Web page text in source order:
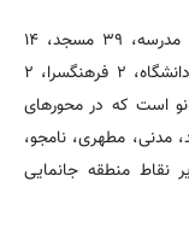
وی افزود: مراکز اسکان پیش‌بینی‌شده شامل ۵۱ مدرسه، ۳۹ مسجد، ۱۴
سرای محله، ۶ مجموعه ورزشی، ۵ حسینیه، ۴ دانشگاه، ۲ فرهنگسرا، ۲
است که در محورهای
مدنی، مطهری، نامجو،
نقاط منطقه جانمایی